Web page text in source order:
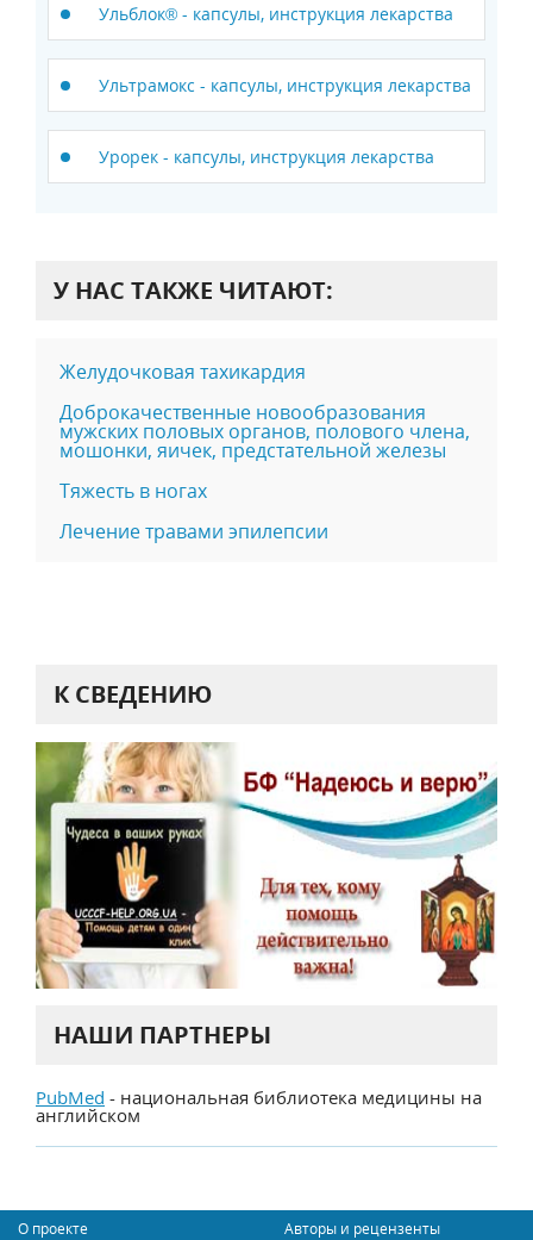
Ульблок® - капсулы, инструкция лекарства
Ультрамокс - капсулы, инструкция лекарства
Урорек - капсулы, инструкция лекарства
У НАС ТАКЖЕ ЧИТАЮТ:
Желудочковая тахикардия
Доброкачественные новообразования
мужских половых органов, полового члена,
мошонки, яичек, предстательной железы
Тяжесть в ногах
Лечение травами эпилепсии
К СВЕДЕНИЮ
НАШИ ПАРТНЕРЫ
PubMed - национальная библиотека медицины на
английском
О проекте Авторы и рецензенты